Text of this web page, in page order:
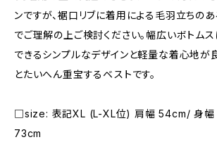
ンですが、裾口リブに着用による毛羽立ちの
でご理解の上ご検討ください。幅広いボトム
できるシンプルなデザインと軽量な着心地が良
とたいへん重宝するベストです。
□size: 表記XL (L-XL位) 肩幅 54cm/ 身
73cm